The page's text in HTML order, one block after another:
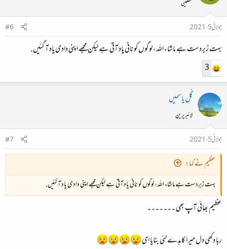
محفلین
جولائی 5، 2021
#6
بہت زبردست ہے ماشاء اللہ، لوگوں کو نانی یاد آتی ہے لیکن مجھے اپنی دادی یاد آ گئیں.
3
گُلِ یاسمیں
لائبریرین
جولائی 5، 2021
#7
عظیم نے کہا:
بہت زبردست ہے ماشاء اللہ، لوگوں کو نانی یاد آتی ہے لیکن مجھے اپنی دادی یاد آ گئیں.
عظیم بھائی آپ بھی ۔۔۔۔۔۔۔
ربا دکھی دل میرا کاہدے لئی بنایا ای